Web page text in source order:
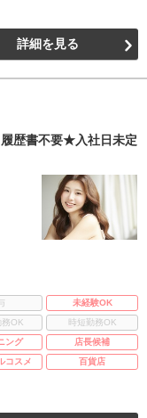
詳細を見る
履歴書不要★入社日未定
未経験OK
務OK
時短勤務OK
ング
店長候補
コスメ 百貨店